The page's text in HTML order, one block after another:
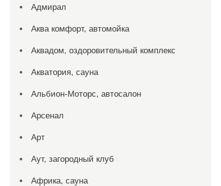
Адмирал
Аква комфорт, автомойка
Аквадом, оздоровительный комплекс
Акватория, сауна
Альбион-Моторс, автосалон
Арсенал
Арт
Аут, загородный клуб
Африка, сауна